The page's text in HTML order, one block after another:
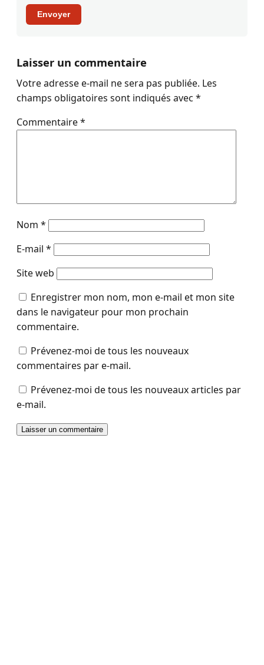
Envoyer
Laisser un commentaire
Votre adresse e-mail ne sera pas publiée. Les
champs obligatoires sont indiqués avec *
Commentaire*
Nom *
E-mail *
Site web
Enregistrer mon nom, mon e-mail et mon site
dans le navigateur pour mon prochain
commentaire.
Prévenez-moi de tous les nouveaux
commentaires par e-mail.
Prévenez-moi de tous les nouveaux articles par
e-mail.